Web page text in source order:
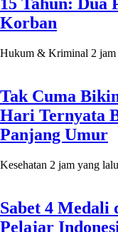
15 Tahun: Dua
Korban
Hukum & Kriminal 2
Tak Cuma
Hari Ternyata
Panjang Umur
Kesehatan 2 jam yang lalu
Sabet 4 Medali
Pelajar